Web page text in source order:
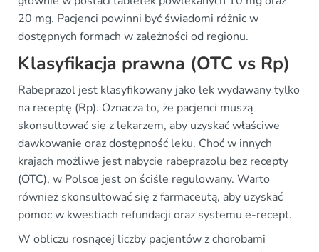
20 mg. Pacjenci powinni być świadomi różnic w
dostępnych formach w zależności od regionu.
Klasyfikacja prawna (OTC vs Rp)
Rabeprazol jest klasyfikowany jako lek wydawany tylko
na receptę (Rp). Oznacza to, że pacjenci muszą
skonsultować się z lekarzem, aby uzyskać właściwe
dawkowanie oraz dostępność leku. Choć w innych
krajach możliwe jest nabycie rabeprazolu bez recepty
(OTC), w Polsce jest on ściśle regulowany. Warto
również skonsultować się z farmaceutą, aby uzyskać
pomoc w kwestiach refundacji oraz systemu e-recept.
W obliczu rosnącej liczby pacjentów z chorobami